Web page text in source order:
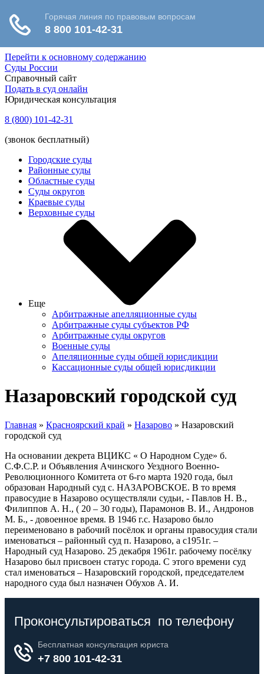
Перейти к основному содержанию
Суды России
Справочный сайт
Подать в суд онлайн
Юридическая консультация
8 (800) 101-42-31
(звонок бесплатный)
Городские суды
Районные суды
Областные суды
Суды округов
Краевые суды
Верховные суды
Еще
Арбитражные апелляционные суды
Арбитражные суды субъектов РФ
Арбитражные суды округов
Военные суды
Апеляционные суды общей юрисдикции
Кассационные суды общей юрисдикции
Назаровский городской суд
Главная » Красноярский край » Назарово » Назаровский
городской суд
На основании декрета ВЦИКС « О Народном Суде» б.
С.Ф.С.Р. и Объявления Ачинского Уездного Военно-
Революционного Комитета от 6-го марта 1920 года, был
образован Народный суд с. НАЗАРОВСКОЕ. В то время
правосудие в Назарово осуществляли судьи, - Павлов Н. В.,
Филиппов А. Н., ( 20 – 30 годы), Парамонов В. И., Андронов
М. Б., - довоенное время. В 1946 г.с. Назарово было
переименовано в рабочий посёлок и органы правосудия стали
именоваться – районный суд п. Назарово, а с1951г. –
Народный суд Назарово. 25 декабря 1961г. рабочему посёлку
Назарово был присвоен статус города. С этого времени суд
стал именоваться – Назаровский городской, председателем
народного суда был назначен Обухов А. И.